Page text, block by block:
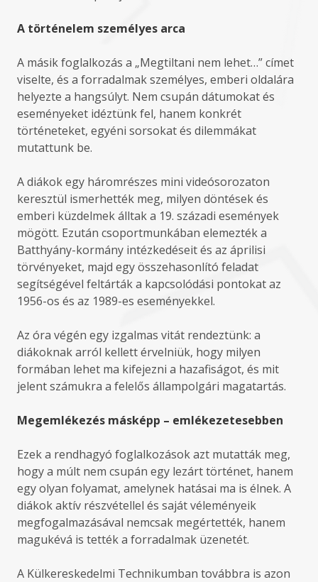
A történelem személyes arca
A másik foglalkozás a „Megtiltani nem lehet…” címet
viselte, és a forradalmak személyes, emberi oldalára
helyezte a hangsúlyt. Nem csupán dátumokat és
eseményeket idéztünk fel, hanem konkrét
történeteket, egyéni sorsokat és dilemmákat
mutattunk be.
A diákok egy háromrészes mini videósorozaton
keresztül ismerhették meg, milyen döntések és
emberi küzdelmek álltak a 19. századi események
mögött. Ezután csoportmunkában elemezték a
Batthyány-kormány intézkedéseit és az áprilisi
törvényeket, majd egy összehasonlító feladat
segítségével feltárták a kapcsolódási pontokat az
1956-os és az 1989-es eseményekkel.
Az óra végén egy izgalmas vitát rendeztünk: a
diákoknak arról kellett érvelniük, hogy milyen
formában lehet ma kifejezni a hazafiságot, és mit
jelent számukra a felelős állampolgári magatartás.
Megemlékezés másképp – emlékezetesebben
Ezek a rendhagyó foglalkozások azt mutatták meg,
hogy a múlt nem csupán egy lezárt történet, hanem
egy olyan folyamat, amelynek hatásai ma is élnek. A
diákok aktív részvétellel és saját véleményeik
megfogalmazásával nemcsak megértették, hanem
magukévá is tették a forradalmak üzenetét.
A Külkereskedelmi Technikumban továbbra is azon